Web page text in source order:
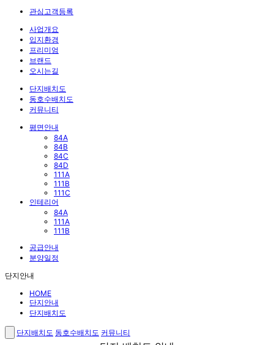
관심고객등록
사업개요
입지환경
프리미엄
브랜드
오시는길
단지배치도
동호수배치도
커뮤니티
평면안내
84A
84B
84C
84D
111A
111B
111C
인테리어
84A
111A
111B
공급안내
분양일정
단지안내
HOME
단지안내
단지배치도
단지배치도 동호수배치도 커뮤니티